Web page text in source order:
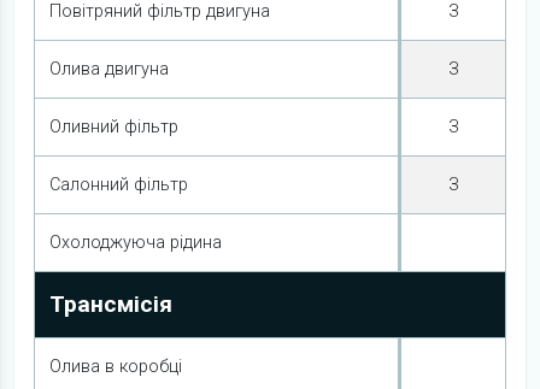
Повітряний фільтр двигуна З
Олива двигуна З
Оливний фільтр З
Салонний фільтр З
Охолоджуюча рідина
Трансмісія
Олива в коробці